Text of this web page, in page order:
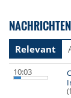
Relevant
10:03